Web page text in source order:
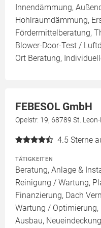
Innendämmung,
Hohlraumdämmung,
Fördermittelberatung,
Blower-Door-Test /
Ort Beratung,
FEBESOL GmbH
Opelstr. 19, 68789 St.
4.5 Sterne
TÄTIGKEITEN
Beratung, Anlage &
Reinigung / Wartung,
Finanzierung, Dach
Wartung / Optimierung,
Ausbau,